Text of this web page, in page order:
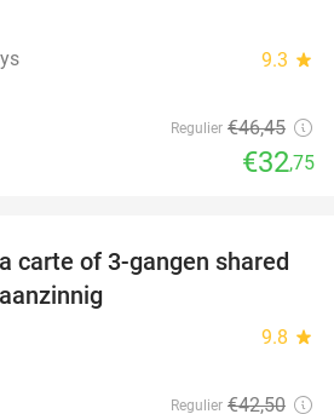
9.3 star
Regulier €46,45
€32,75
39%
carte of 3-gangen shared
9.8 star
Regulier €42,50